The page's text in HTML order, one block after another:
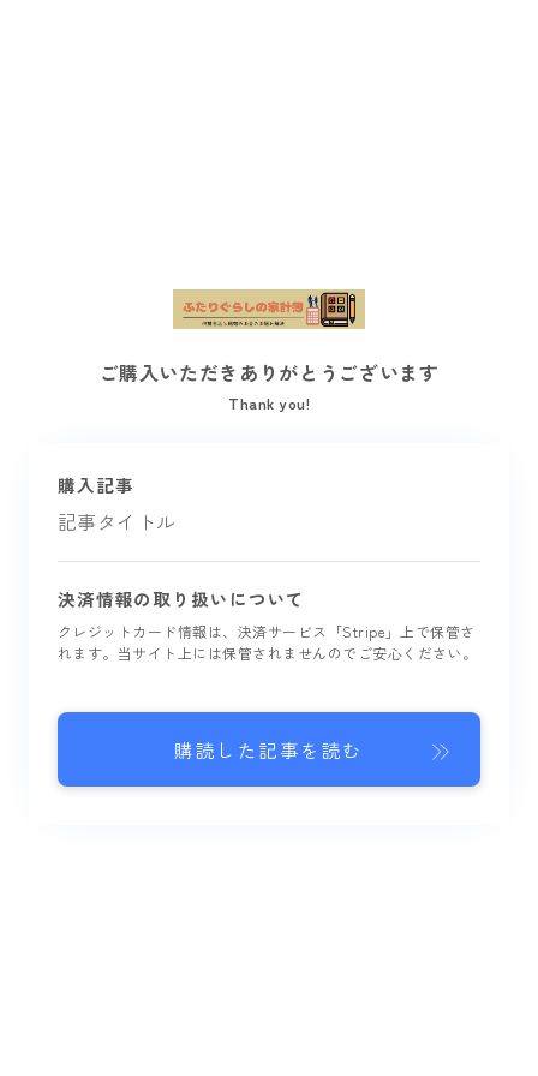
ご購入いただきありがとうございます
Thank you!
購入記事
記事タイトル
決済情報の取り扱いについて
クレジットカード情報は、決済サービス「Stripe」上で保管さ
れます。当サイト上には保管されませんのでご安心ください。
購読した記事を読む